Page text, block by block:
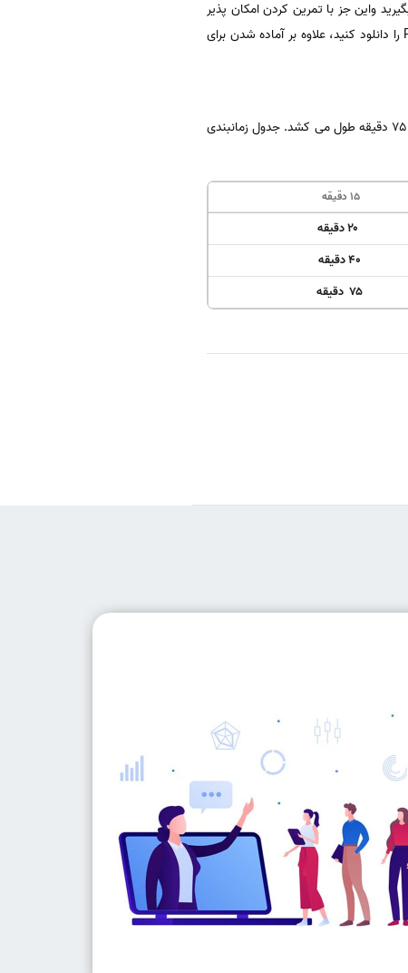
است مدیریت زمان را یاد بگیرید واین جز با تمرین کردن امکان پذیر
نیست. برای بخش مهارت های صوتی، شما نیز باید آموزش های زیادی داشته باشید. اگر فایل های صوتی Pars Diss Pars را دانلود کنید، علاوه بر آماده شدن برای
این آزمون که برای مصاحبه دانشگاه ها حداقل نمره ۵۰ را مورد قبول قرار می دهند از سه بخش تشکیل شده است و حد اکثر ۷۵ دقیقه طول می کشد. جدول زمانبندی
۱۵ دقیقه
۷۵ دقیقه